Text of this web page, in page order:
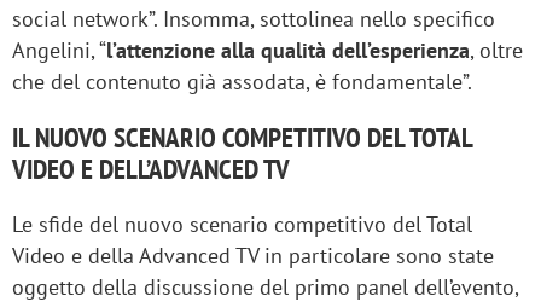
social network”. Insomma, sottolinea nello specifico
Angelini, “l’attenzione alla qualità dell’esperienza, oltre
che del contenuto già assodata, è fondamentale”.
IL NUOVO SCENARIO COMPETITIVO DEL TOTAL
VIDEO E DELL’ADVANCED TV
Le sfide del nuovo scenario competitivo del Total
Video e della Advanced TV in particolare sono state
oggetto della discussione del primo panel dell’evento,